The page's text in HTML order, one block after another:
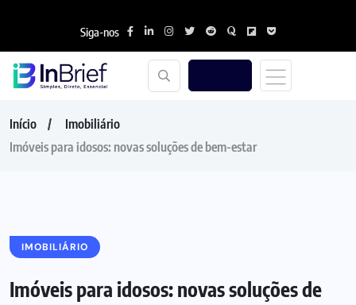
Siga-nos
Início
Imobiliário
Imóveis para idosos: novas soluções de bem-estar
IMOBILIÁRIO
Imóveis para idosos: novas soluções de